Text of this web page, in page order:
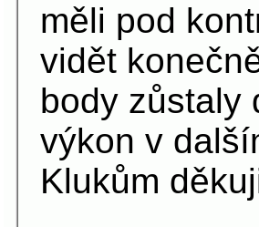
měli pod
vidět
body zůstaly
výkon v
Klukům